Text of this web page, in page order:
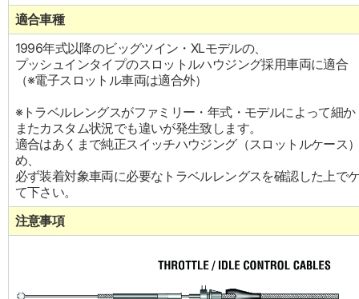
適合車種
1996年式以降のビッグツイン・XLモデルの、
プッシュインタイプのスロットルハウジング採用車両に適合
（※電子スロットル車両は適合外）
※トラベルレングスがファミリー・年式・モデルによって細
またカスタム状況でも違いが発生致します。
適合はあくまで純正スイッチハウジング（スロットルケース
め、
必ず装着対象車両に必要なトラベルレングスを確認した上で
て下さい。
注意事項